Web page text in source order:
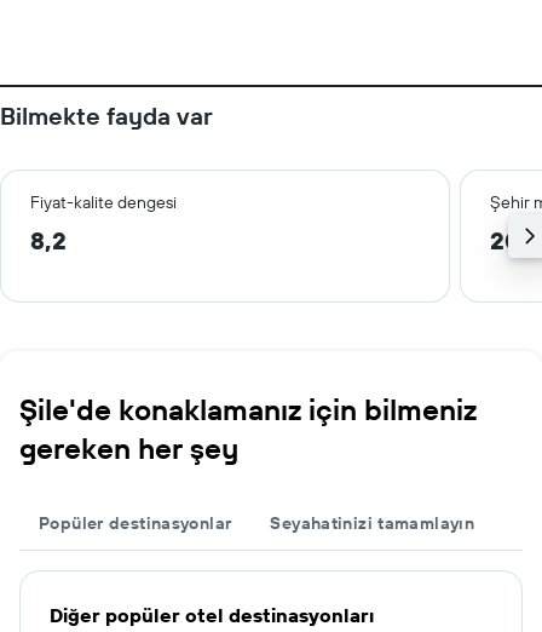
Bilmekte fayda var
Fiyat-kalite dengesi Şehir
8,2
Şile'de konaklamanız için bilmeniz
gereken her şey
Popüler destinasyonlar Seyahatinizi tamamlayın
Diğer popüler otel destinasyonları